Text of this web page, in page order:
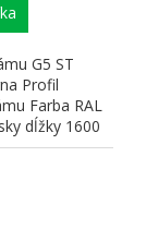
G5 ST
Profil
Farba RAL
dĺžky 1600